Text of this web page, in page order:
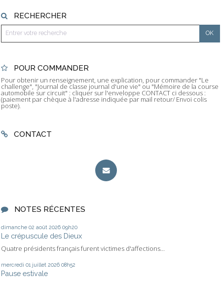
RECHERCHER
POUR COMMANDER
Pour obtenir un renseignement, une explication, pour commander "Le
challenge", "Journal de classe journal d'une vie" ou "Mémoire de la course
automobile sur circuit" : cliquer sur l'enveloppe CONTACT ci dessous :
(paiement par chèque à l'adresse indiquée par mail retour/ Envoi colis
poste).
CONTACT
NOTES RÉCENTES
dimanche 02 août 2026 09h20
Le crépuscule des Dieux
Quatre présidents français furent victimes d'affections...
mercredi 01 juillet 2026 08h52
Pause estivale